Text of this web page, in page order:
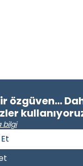
özgüven…
bilgi